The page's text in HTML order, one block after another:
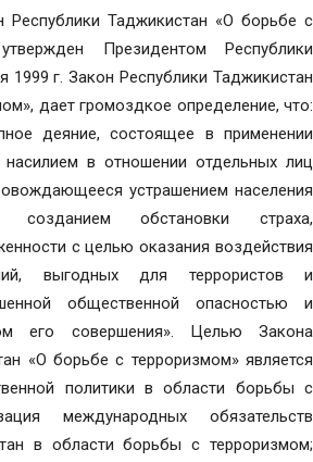
Таджикистан «О борьбе с
Президентом Республики
1999 г. Закон Республики Таджикистан
дает громоздкое определение, что:
деяние, состоящее в применении
в отношении отдельных лиц
устрашением населения
созданием обстановки страха,
с целью оказания воздействия
выгодных для террористов и
общественной опасностью и
его совершения». Целью Закона
«О борьбе с терроризмом» является
политики в области борьбы с
международных обязательств
в области борьбы с терроризмом;